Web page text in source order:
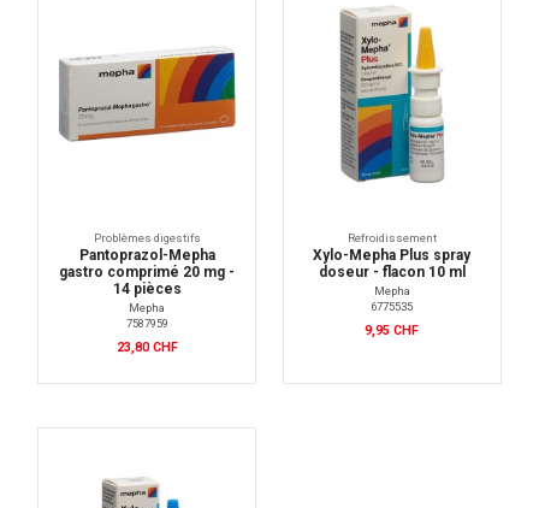
Problèmes digestifs
Pantoprazol-Mepha
gastro comprimé 20 mg -
14 pièces
Mepha
7587959
23,80 CHF
Refroidissement
Xylo-Mepha Plus spray
doseur - flacon 10 ml
Mepha
6775535
9,95 CHF